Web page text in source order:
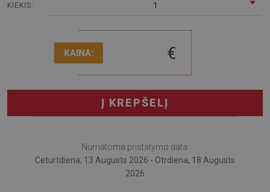
KIEKIS: 1
KAINA: €
Į KREPŠELĮ
Numatoma pristatymo data:
Ceturtdiena, 13 Augusts 2026 - Otrdiena, 18 Augusts
2026